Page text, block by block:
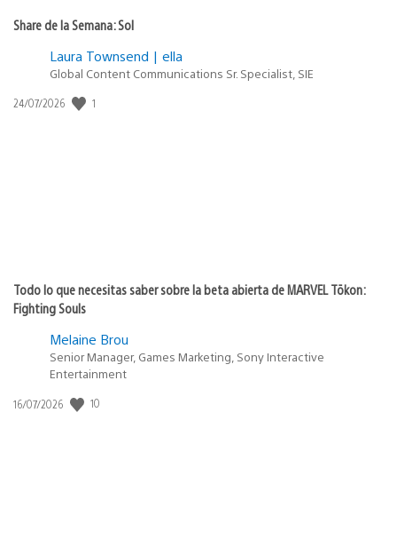
Share de la Semana: Sol
Laura Townsend | ella
Global Content Communications Sr. Specialist, SIE
Fecha
24/07/2026 1
Todo lo que necesitas saber sobre la beta abierta de MARVEL Tōkon:
Fighting Souls
Melaine Brou
Senior Manager, Games Marketing, Sony Interactive
Entertainment
Fecha
16/07/2026 10